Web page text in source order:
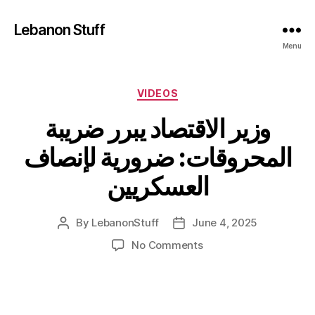
Lebanon Stuff
Menu
Categories
VIDEOS
وزير الاقتصاد يبرر ضريبة
المحروقات: ضرورية لإنصاف
العسكريين
Post
By LebanonStuff
PostJune 4, 2025
No Commentson